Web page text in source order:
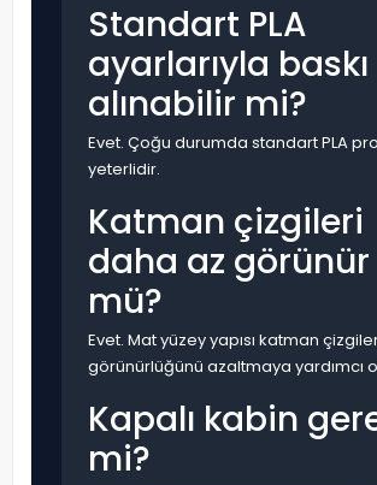
Standart PLA
ayarlarıyla baskı
alınabilir mi?
Evet. Çoğu durumda standart PLA
yeterlidir.
Katman çizgileri
daha az görünür
mü?
Evet. Mat yüzey yapısı katman
görünürlüğünü azaltmaya yardımcı
Kapalı kabin
mi?